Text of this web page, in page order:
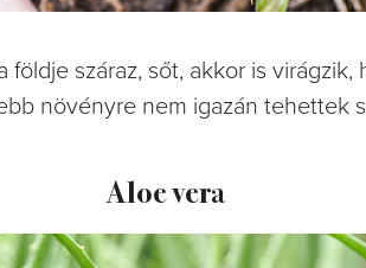
száraz, sőt, akkor is virágzik,
növényre nem igazán tehettek
Aloe vera